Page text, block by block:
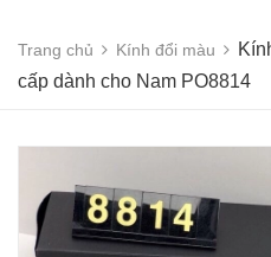
Trang chủ Kính đổi màu
cấp dành cho Nam PO8814